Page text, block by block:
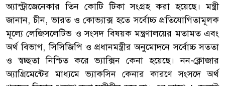
অ্যাস্ট্রাজেনেকার তিন কোটি টিকা সংগ্রহ করা হয়েছে। মন্ত্রী
জানান, চীন, ভারত ও কোভ্যাক্স হতে সর্বোচ্চ প্রতিযোগিতামূলক
মূল্যে লেজিসলেটিভ ও সংসদ বিষয়ক মন্ত্রণালয়ের মতামত এবং
অর্থ বিভাগ, সিসিজিপি ও প্রধানমন্ত্রীর অনুমোদনে সর্বোচ্চ সততা
ও স্বচ্ছতা নিশ্চিত করে ভ্যাক্সিন কেনা হয়েছে। নন-ক্লোজার
অ্যাগ্রিমেন্টের মাধ্যমে ভ্যাকসিন কেনার কারণে সংসদে অর্থ